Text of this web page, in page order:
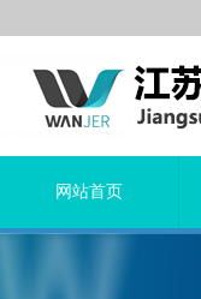
网站首页